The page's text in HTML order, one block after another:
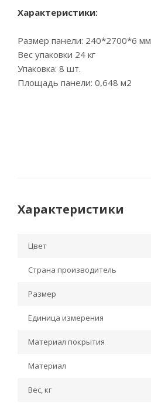
Характеристики:
Размер панели: 240*2700*6 мм
Вес упаковки 24 кг
Упаковка: 8 шт.
Площадь панели: 0,648 м2
Характеристики
Цвет
Страна производитель
Размер
Единица измерения
Материал покрытия
Материал
Вес, кг